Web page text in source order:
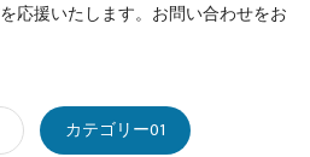
応援いたします。お問い合わせをお
カテゴリー01